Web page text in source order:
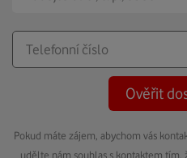
Ověřit
Pokud máte zájem, abychom vás
udělte nám souhlas s kontaktem